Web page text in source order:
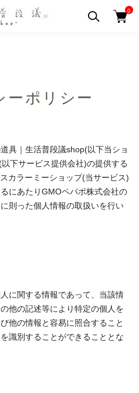
0
ーポリシー
具｜生活普段議shop(以下当ショ
以下サービス提供会社)の提供する
カラーミーショップ(当サービス)
にあたりGMOペパボ株式会社の
に則った個人情報の取扱いを行い
に関する情報であって、当該情
他の記述等により特定の個人を
他の情報と容易に照合すること
識別することができることとな